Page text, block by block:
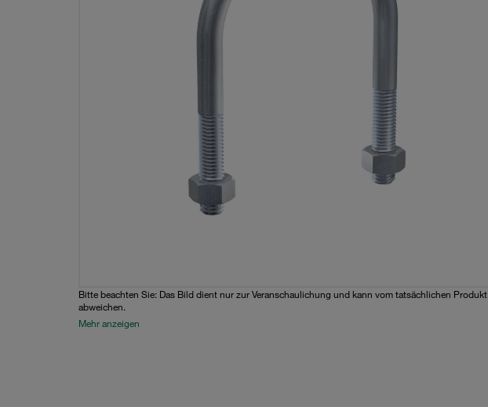
Bitte beachten Sie: Das Bild dient nur zur Veranschaulichung und kann vom tatsächlichen Produkt
abweichen.
Mehr anzeigen